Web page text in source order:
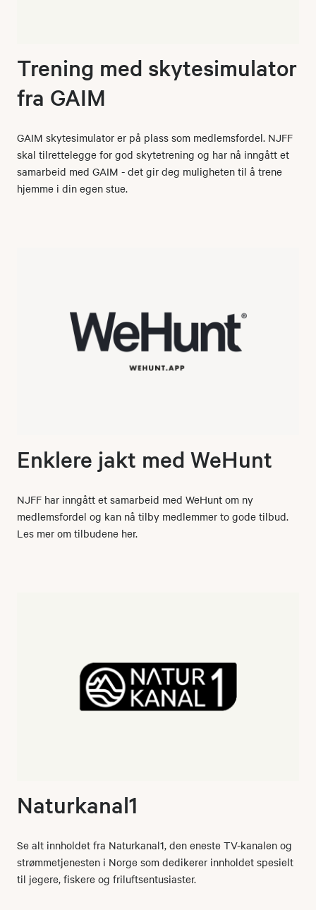
Trening med skytesimulator
fra GAIM
GAIM skytesimulator er på plass som medlemsfordel. NJFF
skal tilrettelegge for god skytetrening og har nå inngått et
samarbeid med GAIM - det gir deg muligheten til å trene
hjemme i din egen stue.
Enklere jakt med WeHunt
NJFF har inngått et samarbeid med WeHunt om ny
medlemsfordel og kan nå tilby medlemmer to gode tilbud.
Les mer om tilbudene her.
Naturkanal1
Se alt innholdet fra Naturkanal1, den eneste TV-kanalen og
strømmetjenesten i Norge som dedikerer innholdet spesielt
til jegere, fiskere og friluftsentusiaster.